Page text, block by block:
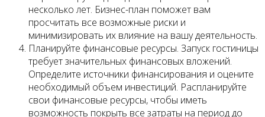
несколько лет. Бизнес-план поможет вам
просчитать все возможные риски и
минимизировать их влияние на вашу деятельность.
Планируйте финансовые ресурсы. Запуск гостиницы
требует значительных финансовых вложений.
Определите источники финансирования и оцените
необходимый объем инвестиций. Распланируйте
свои финансовые ресурсы, чтобы иметь
возможность покрыть все затраты на период до